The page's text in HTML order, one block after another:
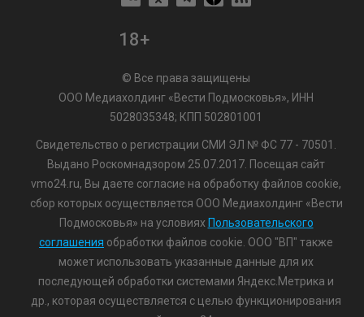
18+
© Все права защищены
ООО Медиахолдинг «Вести Подмосковья», ИНН
5028035348; КПП 502801001
Свидетельство о регистрации СМИ ЭЛ № ФС 77 - 70501.
Выдано Роскомнадзором 25.07.2017. Посещая сайт
vmo24.ru, Вы даете согласие на обработку файлов cookie,
сбор которых осуществляется ООО Медиахолдинг «Вести
Подмосковья» на условиях Пользовательского
соглашения обработки файлов cookie. ООО "ВП" также
может использовать указанные данные для их
последующей обработки системами Яндекс.Метрика и
др., которая осуществляется с целью функционирования